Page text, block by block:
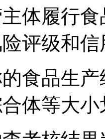
体履行
评级和
食品生
体等大